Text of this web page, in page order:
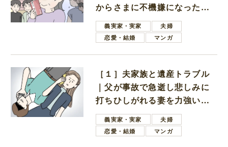
からさまに不機嫌になった義
母義実家・実家
夫婦
恋愛・結婚
マンガ
［１］夫家族と遺産トラブル
｜父が事故で急逝し悲しみに
打ちひしがれる妻を力強い言
葉で励ます夫
義実家・実家
夫婦
恋愛・結婚
マンガ